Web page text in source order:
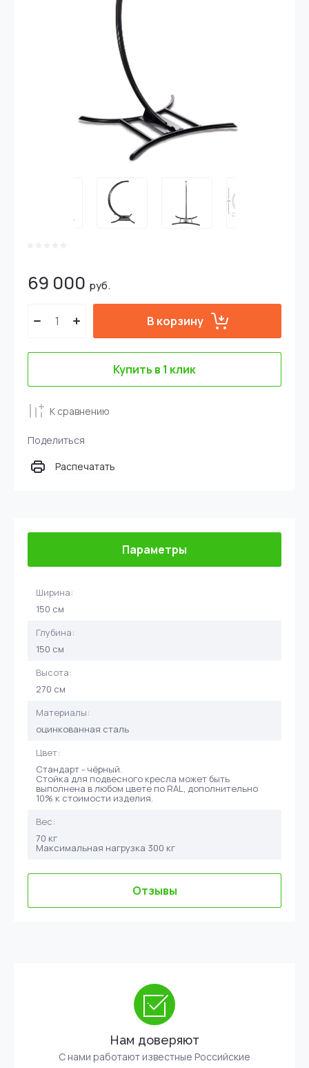
69 000 руб.
В корзину
Купить в 1 клик
К сравнению
Поделиться
Распечатать
Параметры
Ширина:
150 см
Глубина:
150 см
Высота:
270 см
Материалы:
оцинкованная сталь
Цвет:
Стандарт - чёрный.
Стойка для подвесного кресла может быть
выполнена в любом цвете по RAL, дополнительно
10% к стоимости изделия.
Вес:
70 кг
Максимальная нагрузка 300 кг
Отзывы
Нам доверяют
С нами работают известные Российские